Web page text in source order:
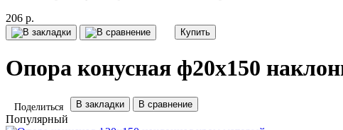
206 р.
Купить
Опора конусная ф20х150
Поделиться В закладки В сравнение
Популярный